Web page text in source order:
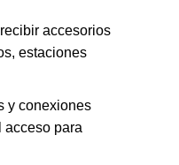
accesorios
estaciones
y conexiones
acceso para